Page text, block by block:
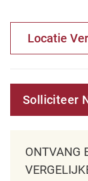
Locatie
Solliciteer
ONTVANG